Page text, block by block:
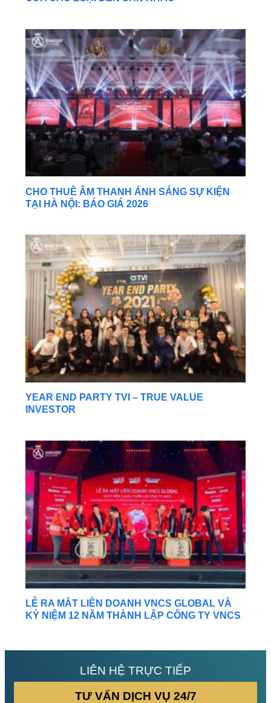
CHO THUÊ ÂM THANH ÁNH SÁNG SỰ KIỆN
TẠI HÀ NỘI: BÁO GIÁ 2026
YEAR END PARTY TVI – TRUE VALUE
INVESTOR
LỄ RA MẮT LIÊN DOANH VNCS GLOBAL VÀ
KỶ NIỆM 12 NĂM THÀNH LẬP CÔNG TY VNCS
LIÊN HỆ TRỰC TIẾP
TƯ VẤN DỊCH VỤ 24/7